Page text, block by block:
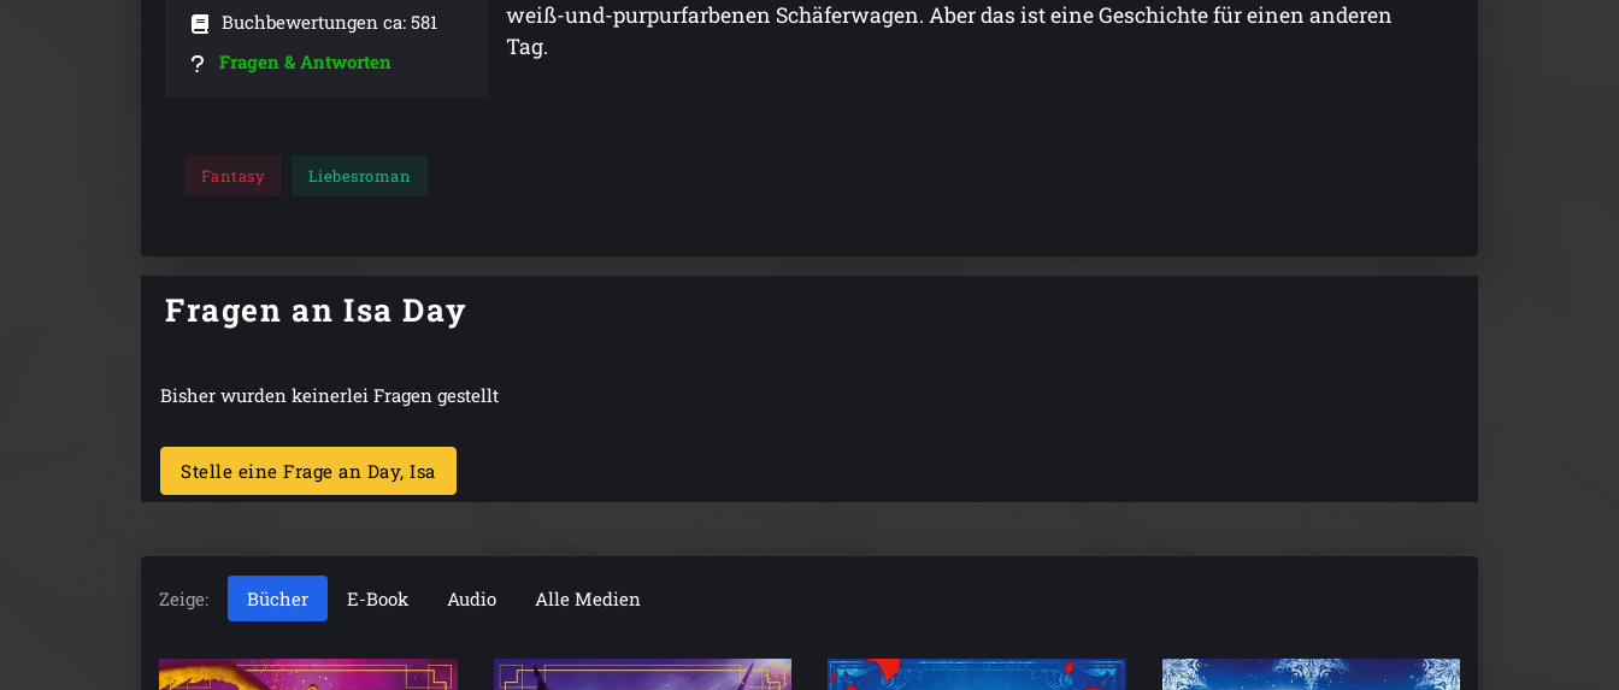
Buchbewertungen ca: 581
Fragen & Antworten
weiß-und-purpurfarbenen Schäferwagen. Aber das ist eine Geschichte für einen anderen
Tag.
Fantasy Liebesroman
Fragen an Isa Day
Bisher wurden keinerlei Fragen gestellt
Stelle eine Frage an Day, Isa
Zeige: Bücher E-Book Audio Alle Medien